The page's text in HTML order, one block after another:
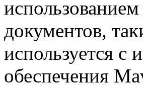
документов,
используется с
обеспечения